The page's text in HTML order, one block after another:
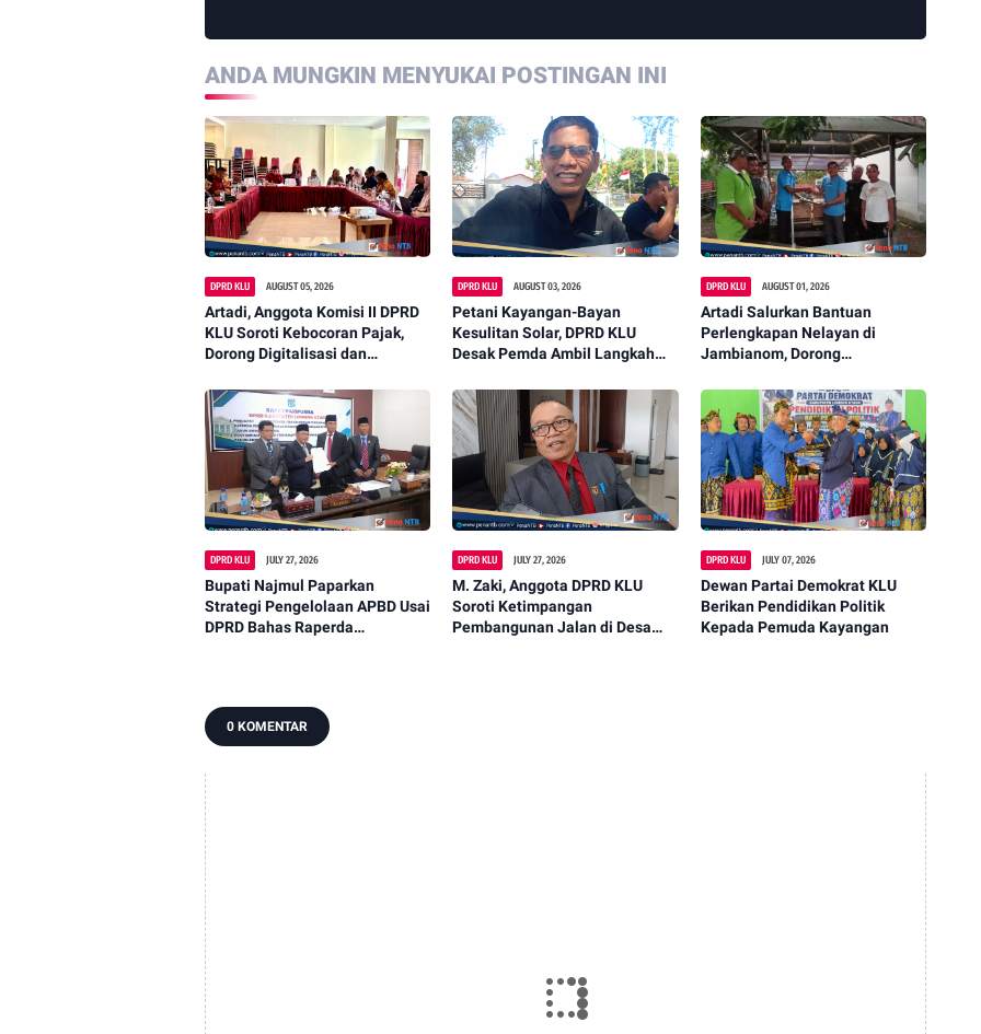
ANDA MUNGKIN MENYUKAI POSTINGAN INI
DPRD KLU AUGUST 05, 2026
Artadi, Anggota Komisi II DPRD
KLU Soroti Kebocoran Pajak,
Dorong Digitalisasi dan
DPRD KLU AUGUST 03, 2026
Petani Kayangan-Bayan
Kesulitan Solar, DPRD KLU
Desak Pemda Ambil Langkah
DPRD KLU AUGUST 01, 2026
Artadi Salurkan Bantuan
Perlengkapan Nelayan di
Jambianom, Dorong
Warga
DPRD KLU JULY 27, 2026
Bupati Najmul Paparkan
Strategi Pengelolaan APBD Usai
DPRD Bahas Raperda
DPRD KLU JULY 27, 2026
M. Zaki, Anggota DPRD KLU
Soroti Ketimpangan
Pembangunan Jalan di Desa
DPRD KLU JULY 07, 2026
Dewan Partai Demokrat KLU
Berikan Pendidikan Politik
Kepada Pemuda Kayangan
0 KOMENTAR